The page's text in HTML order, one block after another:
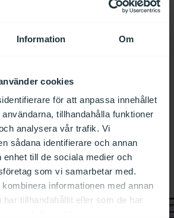
Information Om
cookies
för att anpassa innehållet
tillhandahålla funktioner
analysera vår trafik. Vi
sådana identifierare och annan
enhet till de sociala medier och
som vi samarbetar med.
informationen med annan
har tillhandahållit eller som de har
på Fyn: Inköp som drivkraft i en
i Malmö, Sverige
Ladda mer (4 /5)